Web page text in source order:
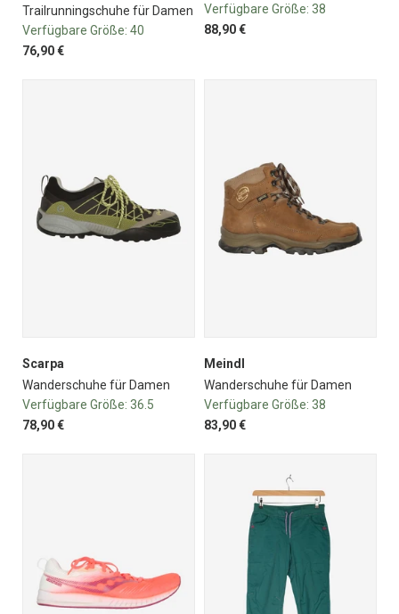
Trailrunningschuhe für Damen
Verfügbare Größe: 40
76,90 €
Verfügbare Größe: 38
88,90 €
Scarpa
Wanderschuhe für Damen
Verfügbare Größe: 36.5
78,90 €
Meindl
Wanderschuhe für Damen
Verfügbare Größe: 38
83,90 €